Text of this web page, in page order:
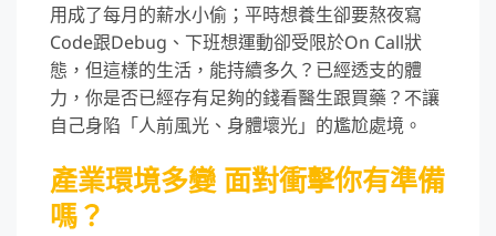
用成了每月的薪水小偷；平時想養生卻要熬夜寫
Code跟Debug、下班想運動卻受限於On Call狀
態，但這樣的生活，能持續多久？已經透支的體
力，你是否已經存有足夠的錢看醫生跟買藥？不讓
自己身陷「人前風光、身體壞光」的尷尬處境。
產業環境多變 面對衝擊你有準備
嗎？